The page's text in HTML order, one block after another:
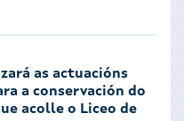
as actuacións
a conservación do
acolle o Liceo de